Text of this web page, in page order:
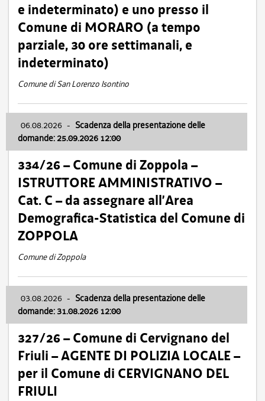
e indeterminato) e uno presso il
Comune di MORARO (a tempo
parziale, 30 ore settimanali, e
indeterminato)
Comune di San Lorenzo Isontino
06.08.2026 - Scadenza della presentazione delle
domande: 25.09.2026 12:00
334/26 – Comune di Zoppola –
ISTRUTTORE AMMINISTRATIVO –
Cat. C – da assegnare all’Area
Demografica-Statistica del Comune di
ZOPPOLA
Comune di Zoppola
03.08.2026 - Scadenza della presentazione delle
domande: 31.08.2026 12:00
327/26 – Comune di Cervignano del
Friuli – AGENTE DI POLIZIA LOCALE –
per il Comune di CERVIGNANO DEL
FRIULI